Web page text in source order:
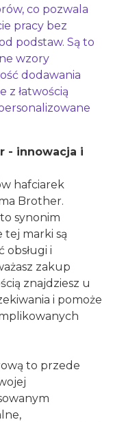
co pozwala
pracy bez
podstaw. Są to
wzory
dodawania
z łatwością
- innowacja i
hafciarek
Brother.
synonim
tej marki są
obsługi i
zakup
znajdziesz u
i pomoże
to przede